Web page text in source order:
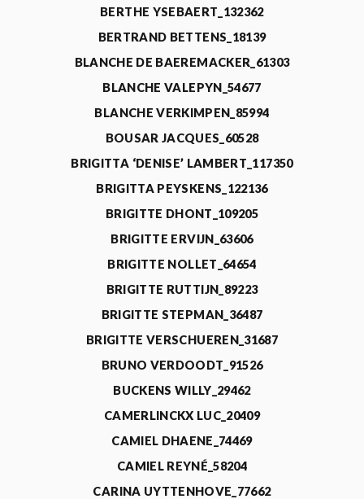
BERTHE YSEBAERT_132362
BERTRAND BETTENS_18139
BLANCHE DE BAEREMACKER_61303
BLANCHE VALEPYN_54677
BLANCHE VERKIMPEN_85994
BOUSAR JACQUES_60528
BRIGITTA ‘DENISE’ LAMBERT_117350
BRIGITTA PEYSKENS_122136
BRIGITTE DHONT_109205
BRIGITTE ERVIJN_63606
BRIGITTE NOLLET_64654
BRIGITTE RUTTIJN_89223
BRIGITTE STEPMAN_36487
BRIGITTE VERSCHUEREN_31687
BRUNO VERDOODT_91526
BUCKENS WILLY_29462
CAMERLINCKX LUC_20409
CAMIEL DHAENE_74469
CAMIEL REYNÉ_58204
CARINA UYTTENHOVE_77662